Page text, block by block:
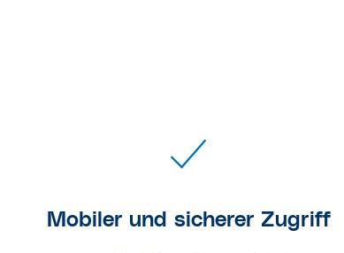
Mobiler und sicherer Zugriff